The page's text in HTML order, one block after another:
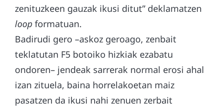
zenituzkeen gauzak ikusi ditut” deklamatzen
loop formatuan.
Badirudi gero –askoz geroago, zenbait
teklatutan F5 botoiko hizkiak ezabatu
ondoren– jendeak sarrerak normal erosi ahal
izan zituela, baina horrelakoetan maiz
pasatzen da ikusi nahi zenuen zerbait